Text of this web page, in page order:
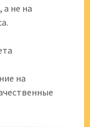
а не на
на